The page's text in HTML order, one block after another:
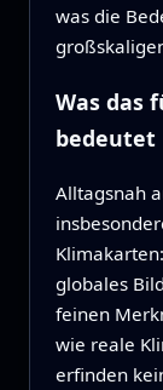
was die
Was das
bedeutet
Alltagsnah
globales
feinen
wie reale
erfinden